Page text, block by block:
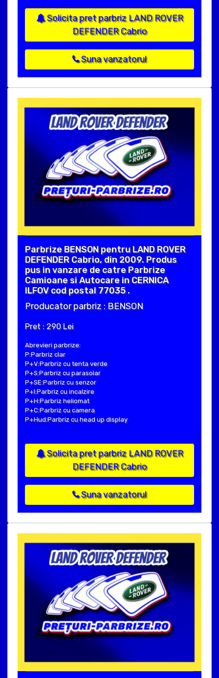
Solicita pret parbriz LAND ROVER
DEFENDER Cabrio
Suna vanzatorul
Parbrize BENSON pentru LAND ROVER
DEFENDER Cabrio, din 2009. Produs
pus in vanzare de catre Parbrize
Camioane si Autocare in CERNICA
ILFOV cod postal 77035 .
Producator parbriz : BENSON
Pret : 290 Lei
Abrevieri parbrize:
P:Parbriz clar
P+V:Parbriz cu tenta verde
P+S:Parbriz cu parasolar
P+SE:Parbriz cu senzor
P+I:Parbriz cu incalzire
P+H:Parbriz heliomat
P+C:Parbriz cu camera
P+Hud:Parbriz cu head up display
Solicita pret parbriz LAND ROVER
DEFENDER Cabrio
Suna vanzatorul